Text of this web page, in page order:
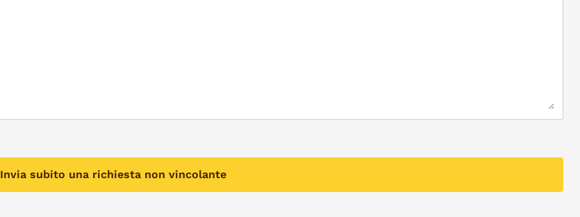
Invia subito una richiesta non vincolante